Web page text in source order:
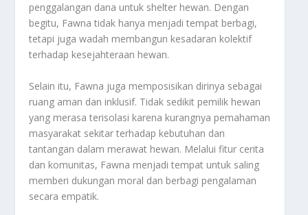
penggalangan dana untuk shelter hewan. Dengan
begitu, Fawna tidak hanya menjadi tempat berbagi,
tetapi juga wadah membangun kesadaran kolektif
terhadap kesejahteraan hewan.
Selain itu, Fawna juga memposisikan dirinya sebagai
ruang aman dan inklusif. Tidak sedikit pemilik hewan
yang merasa terisolasi karena kurangnya pemahaman
masyarakat sekitar terhadap kebutuhan dan
tantangan dalam merawat hewan. Melalui fitur cerita
dan komunitas, Fawna menjadi tempat untuk saling
memberi dukungan moral dan berbagi pengalaman
secara empatik.